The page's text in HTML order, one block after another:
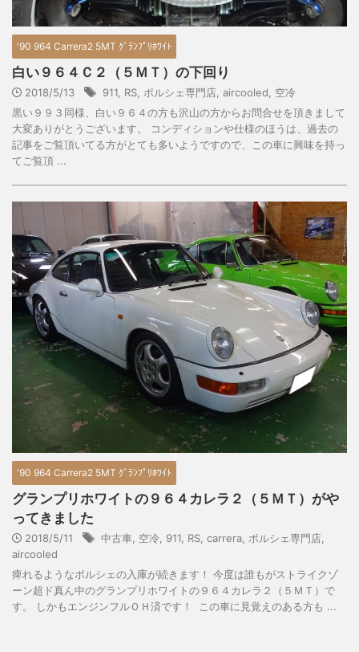
'90 964 Carrera2 5MT ｸﾞﾗﾝﾌﾟﾘﾎﾜｲﾄ
白い９６４Ｃ２（５ＭＴ）の下回り
2018/5/13 911 RS ポルシェ専門店 aircooled
空冷
黒い９９３同様、白い９６４の方も沢山の方からお問合せを頂きまして
大変ありがとうございます。 コンディションや仕様のほうは、過去の
記事をご覧頂いてる方がとても多いようですので、この車に興味を持っ
てご覧頂 ...
'90 964 Carrera2 5MT ｸﾞﾗﾝﾌﾟﾘﾎﾜｲﾄ
グランプリホワイトの９６４カレラ２（５ＭＴ）がや
ってきました
2018/5/11 中古車 空冷 911 RS carrera ポルシェ専門店
aircooled
痺れるようなポルシェの入庫が続きます！ 今度は誰もがストライクゾ
ーン超ド真ん中のグランプリホワイトの９６４カレラ２（５ＭＴ）で
す。 しかもエンジンフルＯＨ済です！ この車に見覚えのある方も ...